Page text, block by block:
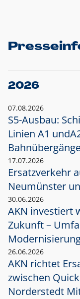
2026
07.08.2026
S5-Ausbau:
Linien A1 und
17.07.2026
Ersatzverkehr
Neumünster
30.06.2026
AKN investiert
Zukunft –
26.06.2026
AKN richtet
zwischen
Norderstedt